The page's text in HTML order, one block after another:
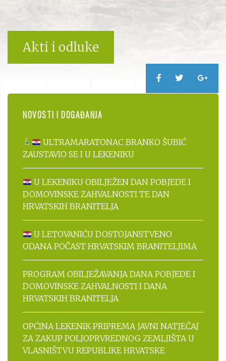
Akti i odluke
NOVOSTI I DOGAĐANJA
ULTRAMARATONAC BRANKO ŠUBIĆ
ZAUSTAVIO SE I U LEKENIKU
U LEKENIKU OBILJEŽEN DAN POBJEDE I
DOMOVINSKE ZAHVALNOSTI TE DAN
HRVATSKIH BRANITELJA
U LETOVANIĆU DOSTOJANSTVENO
ODANA POČAST HRVATSKIM BRANITELJIMA
PROGRAM OBILJEŽAVANJA DANA POBJEDE I
DOMOVINSKE ZAHVALNOSTI I DANA
HRVATSKIH BRANITELJA
OPĆINA LEKENIK PRIPREMA JAVNI NATJEČAJ
ZA ZAKUP POLJOPRVREDNOG ZEMLJIŠTA U
VLASNIŠTVU REPUBLIKE HRVATSKE